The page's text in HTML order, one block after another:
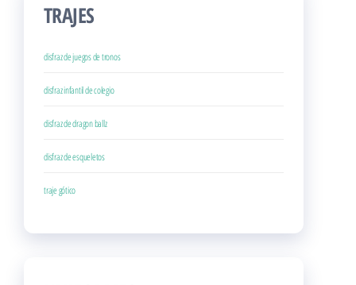
TRAJES
disfraz de juegos de tronos
disfraz infantil de colegio
disfraz de dragon ballz
disfraz de esqueletos
traje gótico